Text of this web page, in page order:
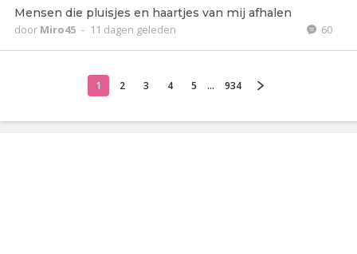
Mensen die pluisjes en haartjes van mij afhalen
door Miro45 - 11 dagen geleden 60
1 2 3 4 5 ... 934